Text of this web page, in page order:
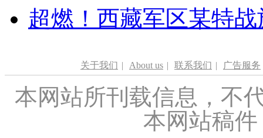
超燃！西藏军区某特
关于我们 | About us | 联系我们 | 广告服务
本网站所刊载信息，不
本网站稿